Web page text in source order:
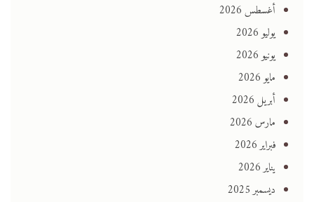
أغسطس 2026
يوليو 2026
يونيو 2026
مايو 2026
أبريل 2026
مارس 2026
فبراير 2026
يناير 2026
ديسمبر 2025